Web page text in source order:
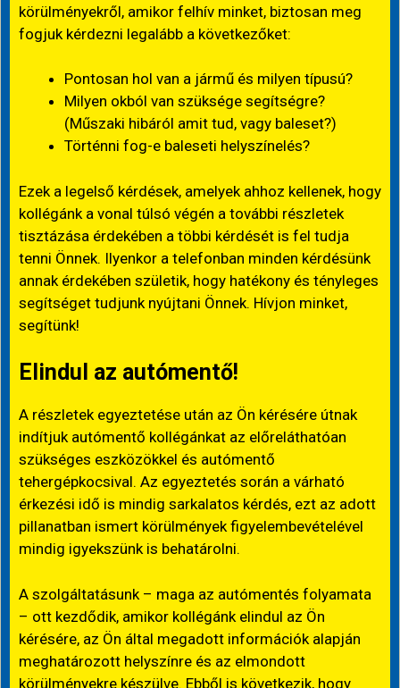
körülményekről, amikor felhív minket, biztosan meg
fogjuk kérdezni legalább a következőket:
Pontosan hol van a jármű és milyen típusú?
Milyen okból van szüksége segítségre?
(Műszaki hibáról amit tud, vagy baleset?)
Történni fog-e baleseti helyszínelés?
Ezek a legelső kérdések, amelyek ahhoz kellenek, hogy
kollégánk a vonal túlsó végén a további részletek
tisztázása érdekében a többi kérdését is fel tudja
tenni Önnek. Ilyenkor a telefonban minden kérdésünk
annak érdekében születik, hogy hatékony és tényleges
segítséget tudjunk nyújtani Önnek. Hívjon minket,
segítünk!
Elindul az autómentő!
A részletek egyeztetése után az Ön kérésére útnak
indítjuk autómentő kollégánkat az előreláthatóan
szükséges eszközökkel és autómentő
tehergépkocsival. Az egyeztetés során a várható
érkezési idő is mindig sarkalatos kérdés, ezt az adott
pillanatban ismert körülmények figyelembevételével
mindig igyekszünk is behatárolni.
A szolgáltatásunk – maga az autómentés folyamata
– ott kezdődik, amikor kollégánk elindul az Ön
kérésére, az Ön által megadott információk alapján
meghatározott helyszínre és az elmondott
körülményekre készülve. Ebből is következik, hogy